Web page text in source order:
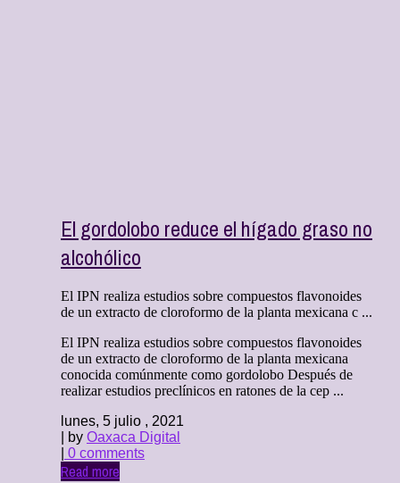
El gordolobo reduce el hígado graso no
alcohólico
El IPN realiza estudios sobre compuestos flavonoides
de un extracto de cloroformo de la planta mexicana c ...
El IPN realiza estudios sobre compuestos flavonoides
de un extracto de cloroformo de la planta mexicana
conocida comúnmente como gordolobo Después de
realizar estudios preclínicos en ratones de la cep ...
lunes, 5 julio , 2021
| by Oaxaca Digital
0 comments
Read more